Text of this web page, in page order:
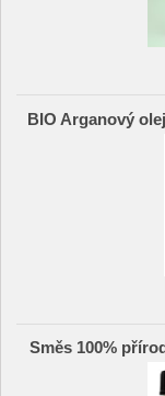
BIO Arganový
Směs 100%